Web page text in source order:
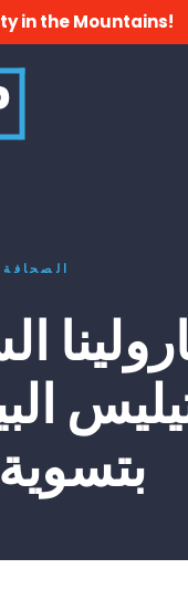
in the Mountains!
الصحافة